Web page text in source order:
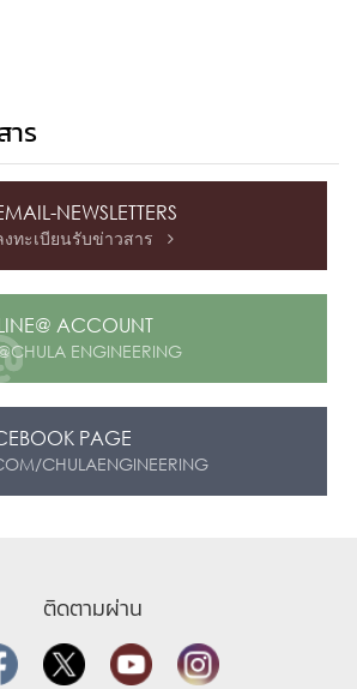
าร
NEWSLETTERS
งทะเบียนรับข่าวสาร 
ACCOUNT
ENGINEERING
PAGE
CHULAENGINEERING
ติดตามผ่าน